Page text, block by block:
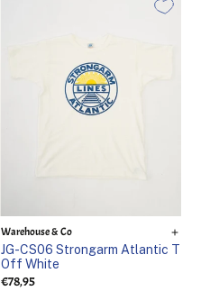
Warehouse & Co
JG-CS06 Strongarm Atlantic T
Off White
€78,95